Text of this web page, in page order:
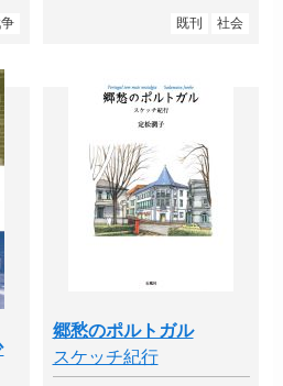
既刊 社会
郷愁のポルトガル
スケッチ紀行